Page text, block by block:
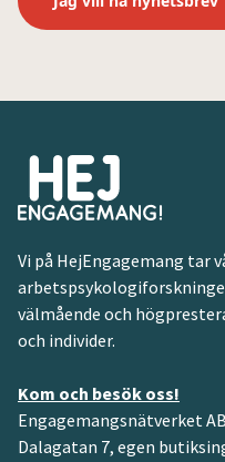
Vi på HejEngagemang tar
välmående och
och individer.
Kom och besök oss!
Engagemangsnätverket AB
Dalagatan 7, egen